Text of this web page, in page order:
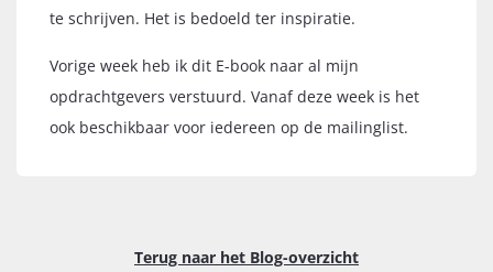
te schrijven. Het is bedoeld ter inspiratie.
Vorige week heb ik dit E-book naar al mijn
opdrachtgevers verstuurd. Vanaf deze week is het
ook beschikbaar voor iedereen op de mailinglist.
Terug naar het Blog-overzicht